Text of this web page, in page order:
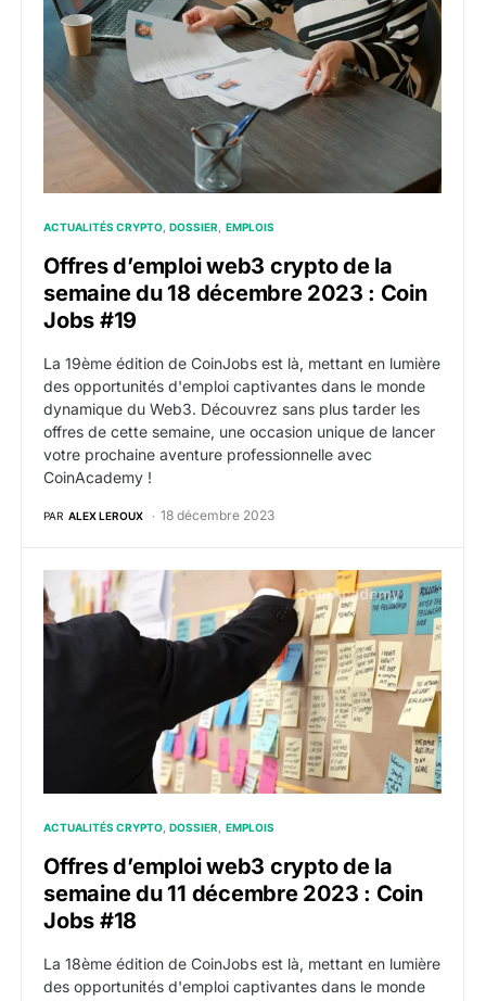
ACTUALITÉS CRYPTO DOSSIER EMPLOIS
Offres d’emploi web3 crypto de la
semaine du 18 décembre 2023 : Coin
Jobs #19
La 19ème édition de CoinJobs est là, mettant en lumière
des opportunités d'emploi captivantes dans le monde
dynamique du Web3. Découvrez sans plus tarder les
offres de cette semaine, une occasion unique de lancer
votre prochaine aventure professionnelle avec
CoinAcademy !
PAR ALEX LEROUX 18 décembre 2023
Offres d’emploi web3 crypto de la semaine du 11
ACTUALITÉS CRYPTO DOSSIER EMPLOIS
Offres d’emploi web3 crypto de la
semaine du 11 décembre 2023 : Coin
Jobs #18
La 18ème édition de CoinJobs est là, mettant en lumière
des opportunités d'emploi captivantes dans le monde